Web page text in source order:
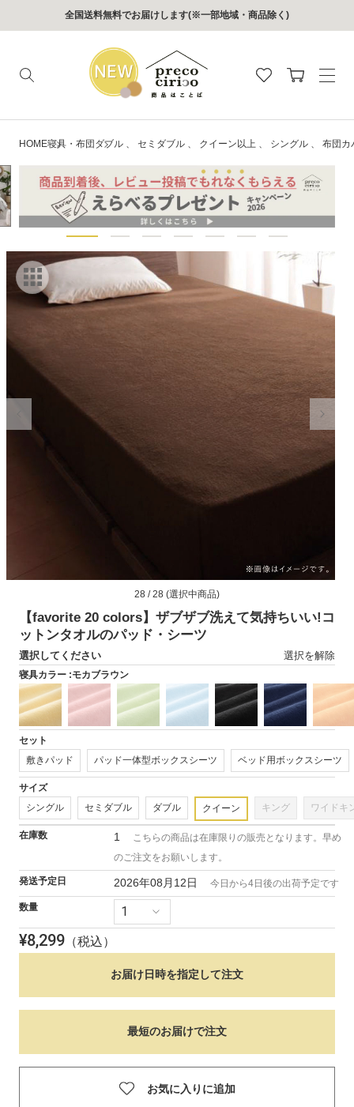
コンテン全国送料無料でお届けします(※一部地域・商品除く)
ー
HOME寝具・布団 ダブル 、 セミダブル 、 クイーン以上 、 シングル 、 布団カ
ィ
ア
を
く
28 / 28 (選択中商品)
【favorite 20 colors】ザブザブ洗えて気持ちいい!コ
ットンタオルのパッド・シーツ
選択してください 選択を解除
寝具カラー :モカブラウン
セット
敷きパッド
パッド一体型ボックスシーツ ベッド用ボックスシーツ
サイズ
シングル
セミダブル ダブル クイーン キング ワイドキ
在庫数 1
こちらの商品は在庫限りの販売となります。早め
のご注文をお願いします。
発送予定日 2026年08月12日 今日から4日後の出荷予定です
数量
¥8,299 （税込）
お届け日時を指定して注文
最短のお届けで注文
お気に入りに追加